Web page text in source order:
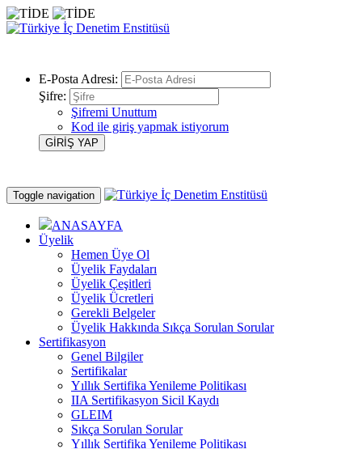
E-Posta Adresi:
Şifre:
Şifremi Unuttum
Kod ile giriş yapmak istiyorum
Toggle navigation
ANASAYFA
Üyelik
Hemen Üye Ol
Üyelik Faydaları
Üyelik Çeşitleri
Üyelik Ücretleri
Gerekli Belgeler
Üyelik Hakkında Sıkça Sorulan Sorular
Sertifikasyon
Genel Bilgiler
Sertifikalar
Yıllık Sertifika Yenileme Politikası
IIA Sertifikasyon Sicil Kaydı
GLEIM
Sıkça Sorulan Sorular
Yıllık Sertifika Yenileme Politikası